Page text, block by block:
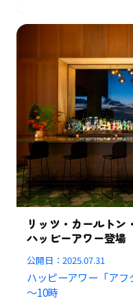
リッツ・カールトン
ハッピーアワー登場
公開日：2025.07.31
ハッピーアワー「ア
～10時